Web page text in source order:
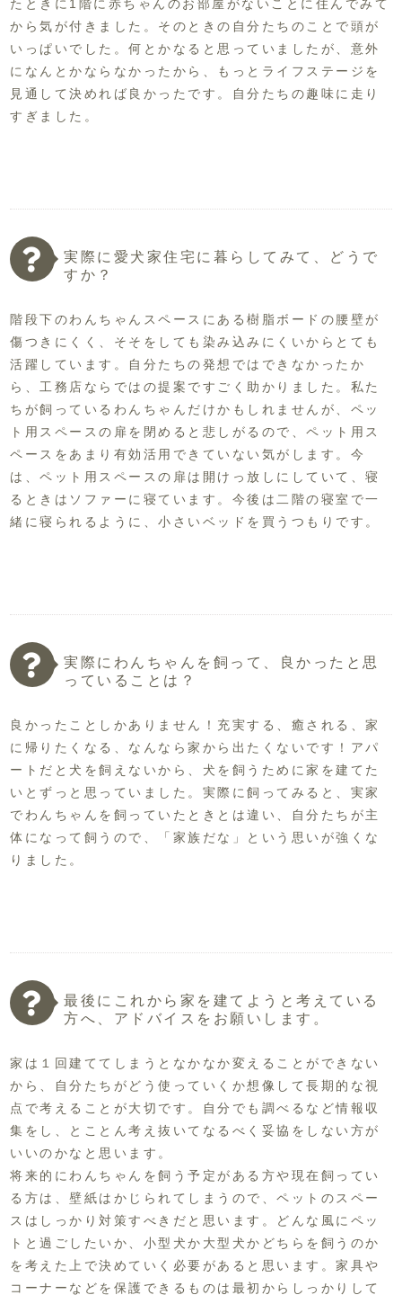
たときに1階に赤ちゃんのお部屋がないことに住んでみて
から気が付きました。そのときの自分たちのことで頭が
いっぱいでした。何とかなると思っていましたが、意外
になんとかならなかったから、もっとライフステージを
見通して決めれば良かったです。自分たちの趣味に走り
すぎました。
実際に愛犬家住宅に暮らしてみて、どうで
すか？
階段下のわんちゃんスペースにある樹脂ボードの腰壁が
傷つきにくく、そそをしても染み込みにくいからとても
活躍しています。自分たちの発想ではできなかったか
ら、工務店ならではの提案ですごく助かりました。私た
ちが飼っているわんちゃんだけかもしれませんが、ペッ
ト用スペースの扉を閉めると悲しがるので、ペット用ス
ペースをあまり有効活用できていない気がします。今
は、ペット用スペースの扉は開けっ放しにしていて、寝
るときはソファーに寝ています。今後は二階の寝室で一
緒に寝られるように、小さいベッドを買うつもりです。
実際にわんちゃんを飼って、良かったと思
っていることは？
良かったことしかありません！充実する、癒される、家
に帰りたくなる、なんなら家から出たくないです！アパ
ートだと犬を飼えないから、犬を飼うために家を建てた
いとずっと思っていました。実際に飼ってみると、実家
でわんちゃんを飼っていたときとは違い、自分たちが主
体になって飼うので、「家族だな」という思いが強くな
りました。
最後にこれから家を建てようと考えている
方へ、アドバイスをお願いします。
家は１回建ててしまうとなかなか変えることができない
から、自分たちがどう使っていくか想像して長期的な視
点で考えることが大切です。自分でも調べるなど情報収
集をし、とことん考え抜いてなるべく妥協をしない方が
いいのかなと思います。
将来的にわんちゃんを飼う予定がある方や現在飼ってい
る方は、壁紙はかじられてしまうので、ペットのスペー
スはしっかり対策すべきだと思います。どんな風にペッ
トと過ごしたいか、小型犬か大型犬かどちらを飼うのか
を考えた上で決めていく必要があると思います。家具や
コーナーなどを保護できるものは最初からしっかりして